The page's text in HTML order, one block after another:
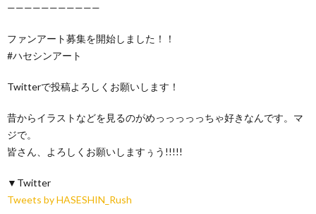
———————————
ファンアート募集を開始しました！！
#ハセシンアート
Twitterで投稿よろしくお願いします！
昔からイラストなどを見るのがめっっっっっちゃ好きなんです。マ
ジで。
皆さん、よろしくお願いしますぅう!!!!!
▼Twitter
Tweets by HASESHIN_Rush